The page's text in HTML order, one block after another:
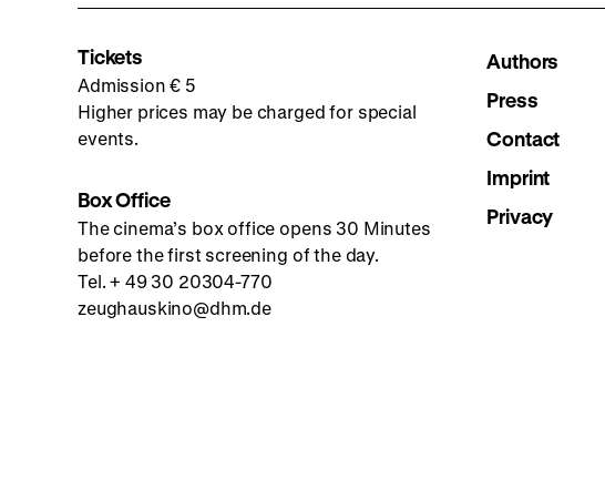
Tickets
Admission € 5
Higher prices may be charged for special
events.
Box Office
The cinema’s box office opens 30 Minutes
before the first screening of the day.
Tel. + 49 30 20304-770
zeughauskino@dhm.de
Authors
Press
Contact
Imprint
Privacy